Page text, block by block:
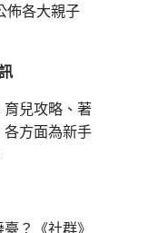
佈各大親子
兒攻略、著
方面為新手